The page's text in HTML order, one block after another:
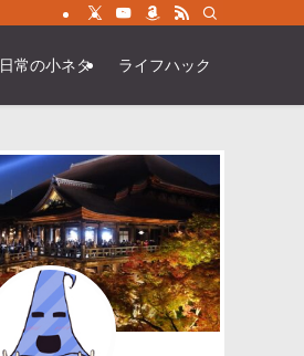
日常の小ネタ ライフハック